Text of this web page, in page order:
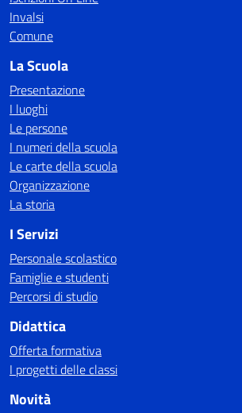
Invalsi
Comune
La Scuola
Presentazione
I luoghi
Le persone
I numeri della scuola
Le carte della scuola
Organizzazione
La storia
I Servizi
Personale scolastico
Famiglie e studenti
Percorsi di studio
Didattica
Offerta formativa
I progetti delle classi
Novità